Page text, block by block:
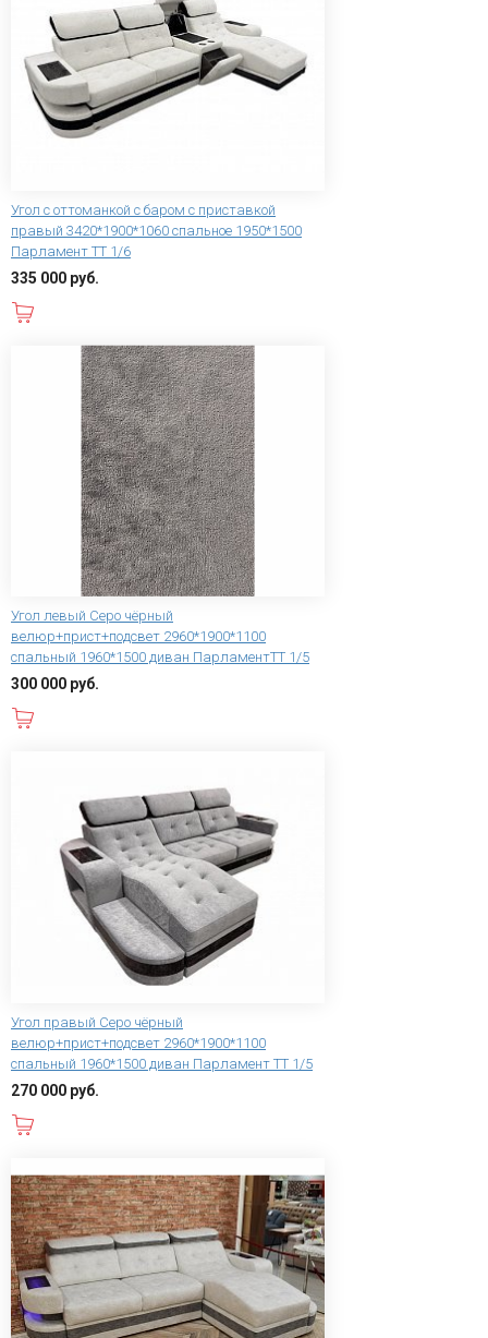
Угол с оттоманкой с баром с приставкой
правый 3420*1900*1060 спальное 1950*1500
Парламент ТТ 1/6
335 000 руб.
Угол левый Серо чёрный
велюр+прист+подсвет 2960*1900*1100
спальный 1960*1500 диван ПарламентТТ 1/5
300 000 руб.
Угол правый Серо чёрный
велюр+прист+подсвет 2960*1900*1100
спальный 1960*1500 диван Парламент ТТ 1/5
270 000 руб.